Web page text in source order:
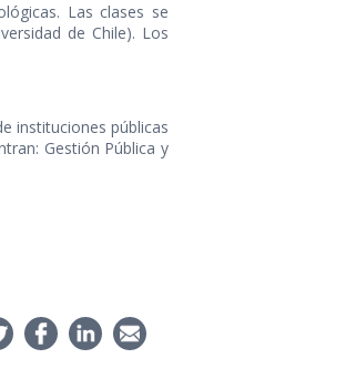
Las clases se
de Chile). Los
instituciones públicas
Gestión Pública y